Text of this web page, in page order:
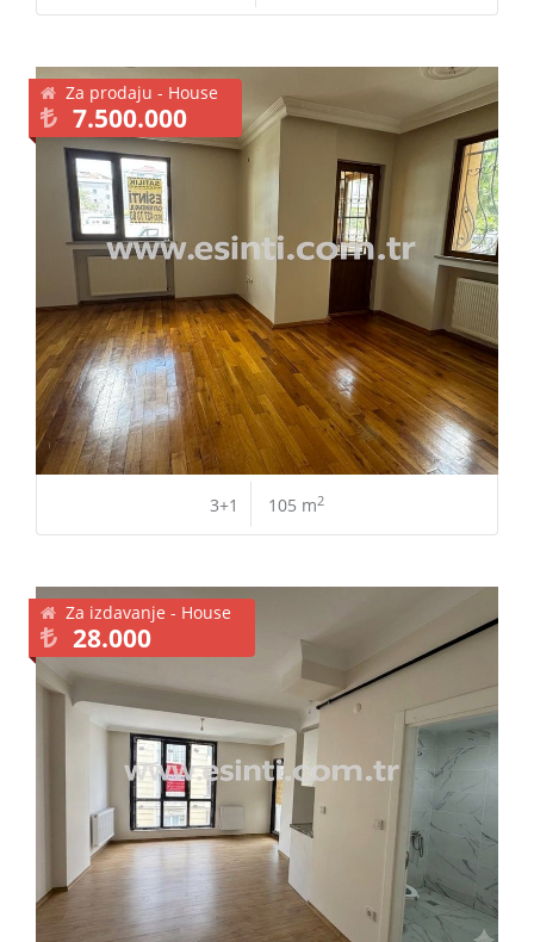
Za prodaju - House
7.500.000
3+1 105 m2
Za izdavanje - House
28.000